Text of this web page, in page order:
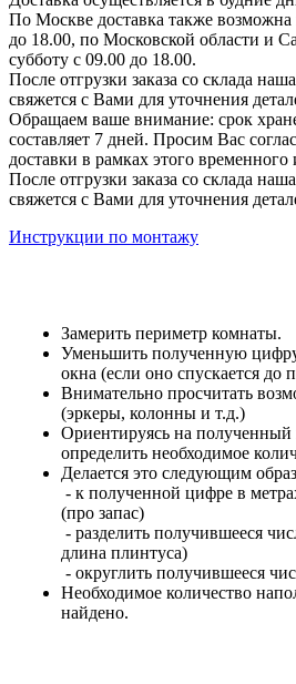
По Москве доставка также
до 18.00, по Московской области и
субботу с 09.00 до 18.00.
После отгрузки заказа со склада
свяжется с Вами для уточнения
Обращаем ваше внимание: срок
составляет 7 дней. Просим Вас
доставки в рамках этого временного
После отгрузки заказа со склада
свяжется с Вами для уточнения
Инструкции по монтажу
Замерить периметр комнаты.
Уменьшить полученную
окна (если оно спускается до
Внимательно просчитать
(эркеры, колонны и т.д.)
Ориентируясь на полученный
определить необходимое
Делается это следующим
- к полученной цифре в
(про запас)
- разделить получившееся
длина плинтуса)
- округлить получившееся
Необходимое количество
найдено.